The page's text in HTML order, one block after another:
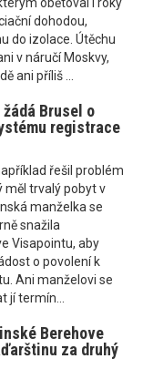
obětoval i roky
dohodou,
do izolace. Útěchu
v náručí Moskvy,
ani příliš ...
Brusel o
registrace
řešil problém
měl trvalý pobyt v
manželka se
snažila
Visapointu, aby
o povolení k
Ani manželovi se
jí termín...
Berehove
za druhý